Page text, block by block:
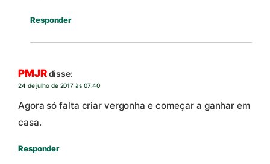
Responder
PMJRdisse:
24 de julho de 2017 às 07:40
Agora só falta criar vergonha e começar a ganhar em
casa.
Responder